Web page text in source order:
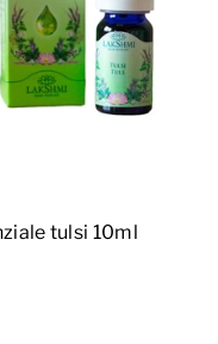
tulsi 10ml